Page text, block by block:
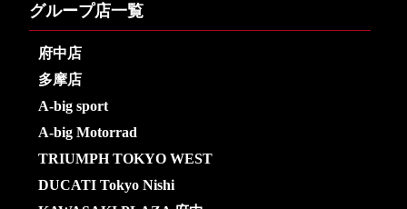
グループ店一覧
府中店
多摩店
A-big sport
A-big Motorrad
TRIUMPH TOKYO WEST
DUCATI Tokyo Nishi